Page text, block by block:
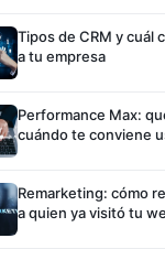
Tipos de CRM y cuál
a tu empresa
Performance Max:
cuándo te conviene
Remarketing: cómo
a quien ya visitó tu